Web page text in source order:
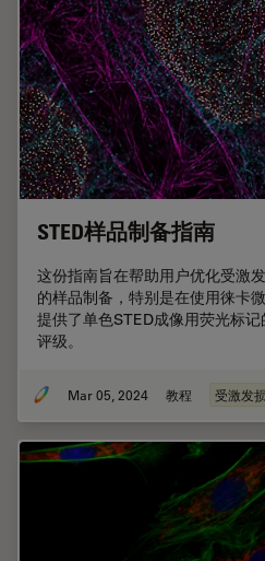
STED样品制备指南
这份指南旨在帮助用户优化受激
的样品制备，特别是在使用徕卡
提供了单色STED成像用荧光标
评级。
Mar 05, 2024 教程 受激发